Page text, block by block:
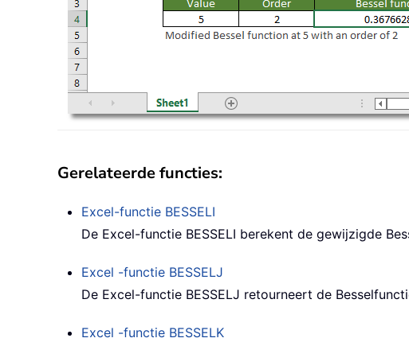
Gerelateerde functies:
Excel-functie BESSELI
De Excel-functie BESSELI berekent de gewijzigde
Excel -functie BESSELJ
De Excel-functie BESSELJ retourneert de
Excel -functie BESSELK